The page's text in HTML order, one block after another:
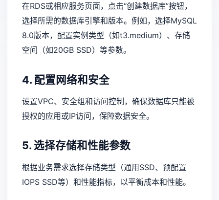
在RDS或相应服务页面，点击“创建数据库”按钮，
选择所需的数据库引擎和版本。例如，选择MySQL
8.0版本，配置实例类型（如t3.medium）、存储
空间（如20GB SSD）等参数。
4. 配置网络和安全
设置VPC、安全组和访问控制，确保数据库只能被
授权的应用或IP访问，保障数据安全。
5. 选择存储和性能参数
根据业务需求选择存储类型（通用SSD、预配置
IOPS SSD等）和性能指标，以平衡成本和性能。